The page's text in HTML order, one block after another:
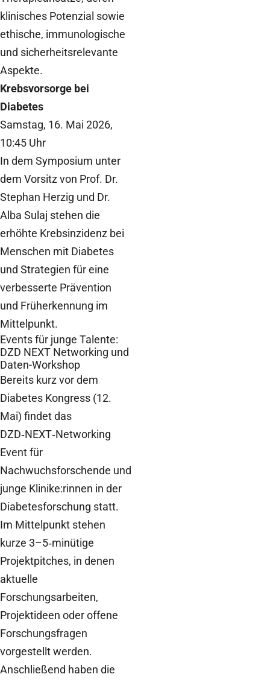
klinisches Potenzial sowie
ethische, immunologische
und sicherheitsrelevante
Aspekte.
Krebsvorsorge bei
Diabetes
Samstag, 16. Mai 2026,
10:45 Uhr
In dem Symposium unter
dem Vorsitz von Prof. Dr.
Stephan Herzig und Dr.
Alba Sulaj stehen die
erhöhte Krebsinzidenz bei
Menschen mit Diabetes
und Strategien für eine
verbesserte Prävention
und Früherkennung im
Mittelpunkt.
Events für junge Talente:
DZD NEXT Networking und
Daten-Workshop
Bereits kurz vor dem
Diabetes Kongress (12.
Mai) findet das
DZD‑NEXT‑Networking
Event für
Nachwuchsforschende und
junge Klinike:rinnen in der
Diabetesforschung statt.
Im Mittelpunkt stehen
kurze 3–5‑minütige
Projektpitches, in denen
aktuelle
Forschungsarbeiten,
Projektideen oder offene
Forschungsfragen
vorgestellt werden.
Anschließend haben die